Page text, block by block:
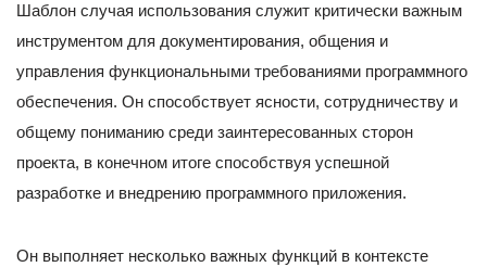
Шаблон случая использования служит критически важным
инструментом для документирования, общения и
управления функциональными требованиями программного
обеспечения. Он способствует ясности, сотрудничеству и
общему пониманию среди заинтересованных сторон
проекта, в конечном итоге способствуя успешной
разработке и внедрению программного приложения.
Он выполняет несколько важных функций в контексте